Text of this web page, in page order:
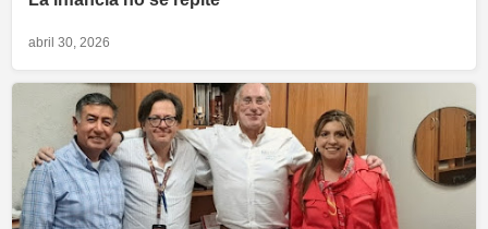
abril 30, 2026